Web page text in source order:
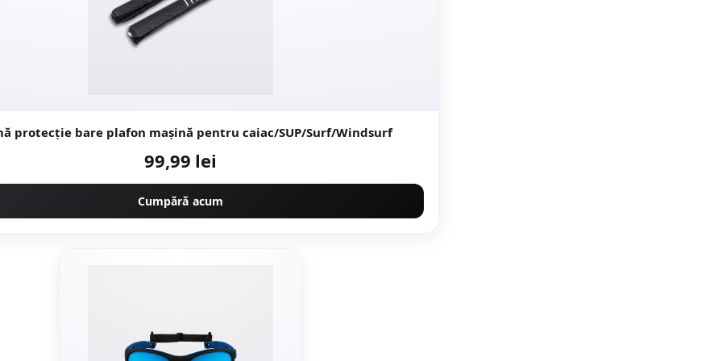
protecție bare plafon mașină pentru caiac/SUP/Surf/Windsurf
99,99 lei
Cumpără acum